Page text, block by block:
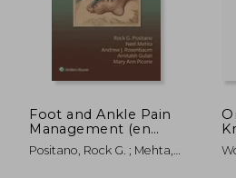
Foot and Ankle Pain
Management (en
Inglés)
Positano, Rock G. ; Mehta,